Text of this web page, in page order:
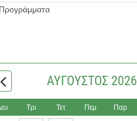
Προγράμματα
ΑΎΓΟΥΣΤΟΣ 2026
Τρι Τετ Πεμ Παρ